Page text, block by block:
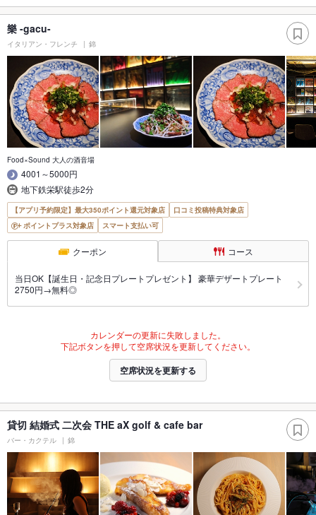
樂 -gacu-
イタリアン・フレンチ 錦
Food×Sound 大人の酒音場
4001～5000円
地下鉄栄駅徒歩2分
【アプリ予約限定】最大350ポイント還元対象店
口コミ投稿特典対象店
ポイントプラス対象店
スマート支払い可
クーポン コース
当日OK【誕生日・記念日プレートプレゼント】 豪華デザートプレート
2750円→無料◎
カレンダーの更新に失敗しました。
下記ボタンを押して空席状況を更新してください。
空席状況を更新する
貸切 結婚式 二次会 THE aX golf & cafe bar
バー・カクテル 錦